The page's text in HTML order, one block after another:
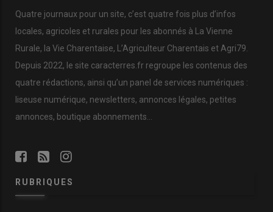
Quatre journaux pour un site, c’est quatre fois plus d’infos
locales, agricoles et rurales pour les abonnés à La Vienne
Rurale, la Vie Charentaise, L’Agriculteur Charentais et Agri79.
Depuis 2022, le site caracterres.fr regroupe les contenus des
quatre rédactions, ainsi qu’un panel de services numériques :
liseuse numérique, newsletters, annonces légales, petites
annonces, boutique abonnements…
RUBRIQUES